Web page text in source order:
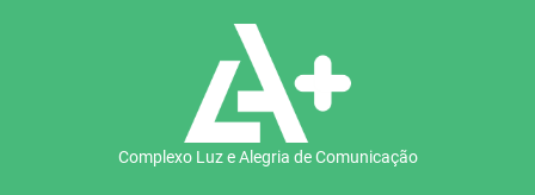
Complexo Luz e Alegria de Comunicação